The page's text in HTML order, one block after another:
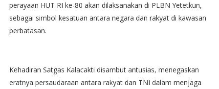
perayaan HUT RI ke-80 akan dilaksanakan di PLBN Yetetkun,
sebagai simbol kesatuan antara negara dan rakyat di kawasan
perbatasan.
Kehadiran Satgas Kalacakti disambut antusias, menegaskan
eratnya persaudaraan antara rakyat dan TNI dalam menjaga